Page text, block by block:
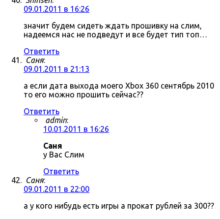
09.01.2011 в 16:26
значит будем сидеть ждать прошивку на слим,
надеемся нас не подведут и все будет тип топ…
Ответить
Саня:
09.01.2011 в 21:13
а если дата выхода моего Xbox 360 сентябрь 2010
то его можно прошить сейчас??
Ответить
admin:
10.01.2011 в 16:26
Саня
у Вас Слим
Ответить
Саня:
09.01.2011 в 22:00
а у кого нибудь есть игры а прокат рублей за 300??